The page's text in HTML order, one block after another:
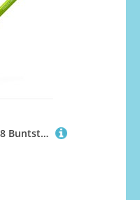
FABER-CASTELL 112468 Buntstift Colour Grip maigrün